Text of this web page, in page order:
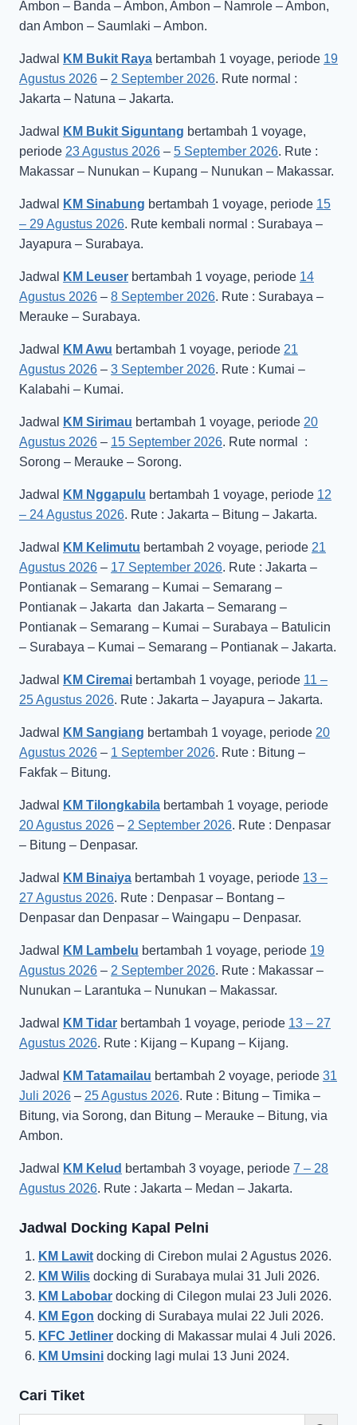
Ambon – Banda – Ambon, Ambon – Namrole – Ambon,
dan Ambon – Saumlaki – Ambon.
Jadwal KM Bukit Raya bertambah 1 voyage, periode 19
Agustus 2026 – 2 September 2026. Rute normal :
Jakarta – Natuna – Jakarta.
Jadwal KM Bukit Siguntang bertambah 1 voyage,
periode 23 Agustus 2026 – 5 September 2026. Rute :
Makassar – Nunukan – Kupang – Nunukan – Makassar.
Jadwal KM Sinabung bertambah 1 voyage, periode 15
– 29 Agustus 2026. Rute kembali normal : Surabaya –
Jayapura – Surabaya.
Jadwal KM Leuser bertambah 1 voyage, periode 14
Agustus 2026 – 8 September 2026. Rute : Surabaya –
Merauke – Surabaya.
Jadwal KM Awu bertambah 1 voyage, periode 21
Agustus 2026 – 3 September 2026. Rute : Kumai –
Kalabahi – Kumai.
Jadwal KM Sirimau bertambah 1 voyage, periode 20
Agustus 2026 – 15 September 2026. Rute normal :
Sorong – Merauke – Sorong.
Jadwal KM Nggapulu bertambah 1 voyage, periode 12
– 24 Agustus 2026. Rute : Jakarta – Bitung – Jakarta.
Jadwal KM Kelimutu bertambah 2 voyage, periode 21
Agustus 2026 – 17 September 2026. Rute : Jakarta –
Pontianak – Semarang – Kumai – Semarang –
Pontianak – Jakarta dan Jakarta – Semarang –
Pontianak – Semarang – Kumai – Surabaya – Batulicin
– Surabaya – Kumai – Semarang – Pontianak – Jakarta.
Jadwal KM Ciremai bertambah 1 voyage, periode 11 –
25 Agustus 2026. Rute : Jakarta – Jayapura – Jakarta.
Jadwal KM Sangiang bertambah 1 voyage, periode 20
Agustus 2026 – 1 September 2026. Rute : Bitung –
Fakfak – Bitung.
Jadwal KM Tilongkabila bertambah 1 voyage, periode
20 Agustus 2026 – 2 September 2026. Rute : Denpasar
– Bitung – Denpasar.
Jadwal KM Binaiya bertambah 1 voyage, periode 13 –
27 Agustus 2026. Rute : Denpasar – Bontang –
Denpasar dan Denpasar – Waingapu – Denpasar.
Jadwal KM Lambelu bertambah 1 voyage, periode 19
Agustus 2026 – 2 September 2026. Rute : Makassar –
Nunukan – Larantuka – Nunukan – Makassar.
Jadwal KM Tidar bertambah 1 voyage, periode 13 – 27
Agustus 2026. Rute : Kijang – Kupang – Kijang.
Jadwal KM Tatamailau bertambah 2 voyage, periode 31
Juli 2026 – 25 Agustus 2026. Rute : Bitung – Timika –
Bitung, via Sorong, dan Bitung – Merauke – Bitung, via
Ambon.
Jadwal KM Kelud bertambah 3 voyage, periode 7 – 28
Agustus 2026. Rute : Jakarta – Medan – Jakarta.
Jadwal Docking Kapal Pelni
KM Lawit docking di Cirebon mulai 2 Agustus 2026.
KM Wilis docking di Surabaya mulai 31 Juli 2026.
KM Labobar docking di Cilegon mulai 23 Juli 2026.
KM Egon docking di Surabaya mulai 22 Juli 2026.
KFC Jetliner docking di Makassar mulai 4 Juli 2026.
KM Umsini docking lagi mulai 13 Juni 2024.
Cari Tiket